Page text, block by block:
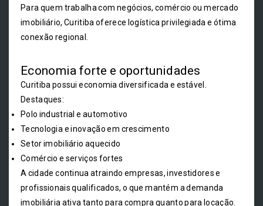
Para quem trabalha com negócios, comércio ou mercado
imobiliário, Curitiba oferece logística privilegiada e ótima
conexão regional.
Economia forte e oportunidades
Curitiba possui economia diversificada e estável.
Destaques:
Polo industrial e automotivo
Tecnologia e inovação em crescimento
Setor imobiliário aquecido
Comércio e serviços fortes
A cidade continua atraindo empresas, investidores e
profissionais qualificados, o que mantém a demanda
imobiliária ativa tanto para compra quanto para locação.